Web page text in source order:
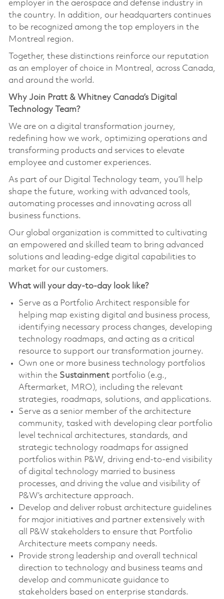
employer in the aerospace and defense industry in
the country. In addition, our headquarters continues
to be recognized among the top employers in the
Montreal region.
Together, these distinctions reinforce our reputation
as an employer of choice in Montreal, across Canada,
and around the world.
Why Join Pratt & Whitney Canada’s Digital
Technology Team?
We are on a digital transformation journey,
redefining how we work, optimizing operations and
transforming products and services to elevate
employee and customer experiences.
As part of our Digital Technology team, you’ll help
shape the future, working with advanced tools,
automating processes and innovating across all
business functions.
Our global organization is committed to cultivating
an empowered and skilled team to bring advanced
solutions and leading-edge digital capabilities to
market for our customers.
What will your day-to-day look like?
Serve as a Portfolio Architect responsible for
helping map existing digital and business process,
identifying necessary process changes, developing
technology roadmaps, and acting as a critical
resource to support our transformation journey.
Own one or more business technology portfolios
within the Sustainmentportfolio (e.g.,
Aftermarket, MRO), including the relevant
strategies, roadmaps, solutions, and applications.
Serve as a senior member of the architecture
community, tasked with developing clear portfolio
level technical architectures, standards, and
strategic technology roadmaps for assigned
portfolios within P&W, driving end-to-end visibility
of digital technology married to business
processes, and driving the value and visibility of
P&W’s architecture approach.
Develop and deliver robust architecture guidelines
for major initiatives and partner extensively with
all P&W stakeholders to ensure that Portfolio
Architecture meets company needs.
Provide strong leadership and overall technical
direction to technology and business teams and
develop and communicate guidance to
stakeholders based on enterprise standards.